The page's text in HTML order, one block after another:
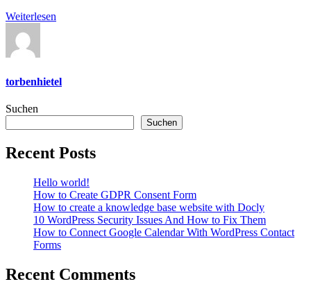
Weiterlesen
torbenhietel
Suchen
Suchen
Recent Posts
Hello world!
How to Create GDPR Consent Form
How to create a knowledge base website with Docly
10 WordPress Security Issues And How to Fix Them
How to Connect Google Calendar With WordPress Contact
Forms
Recent Comments